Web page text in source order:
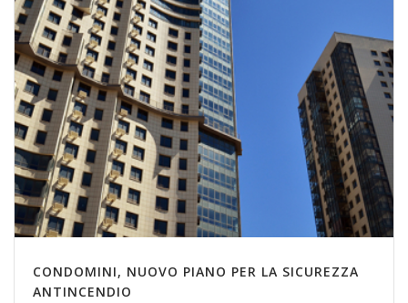
CONDOMINI, NUOVO PIANO PER LA SICUREZZA
ANTINCENDIO